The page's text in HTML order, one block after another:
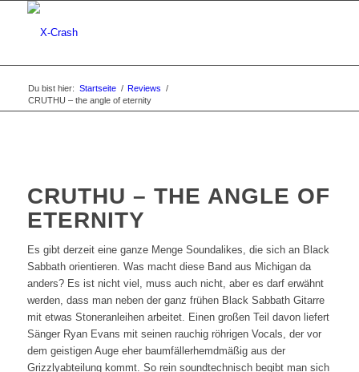
Du bist hier: Startseite / Reviews /
CRUTHU – the angle of eternity
CRUTHU – THE ANGLE OF
ETERNITY
Es gibt derzeit eine ganze Menge Soundalikes, die sich an Black
Sabbath orientieren. Was macht diese Band aus Michigan da
anders? Es ist nicht viel, muss auch nicht, aber es darf erwähnt
werden, dass man neben der ganz frühen Black Sabbath Gitarre
mit etwas Stoneranleihen arbeitet. Einen großen Teil davon liefert
Sänger Ryan Evans mit seinen rauchig röhrigen Vocals, der vor
dem geistigen Auge eher baumfällerhemdmäßig aus der
Grizzlyabteilung kommt. So rein soundtechnisch begibt man sich